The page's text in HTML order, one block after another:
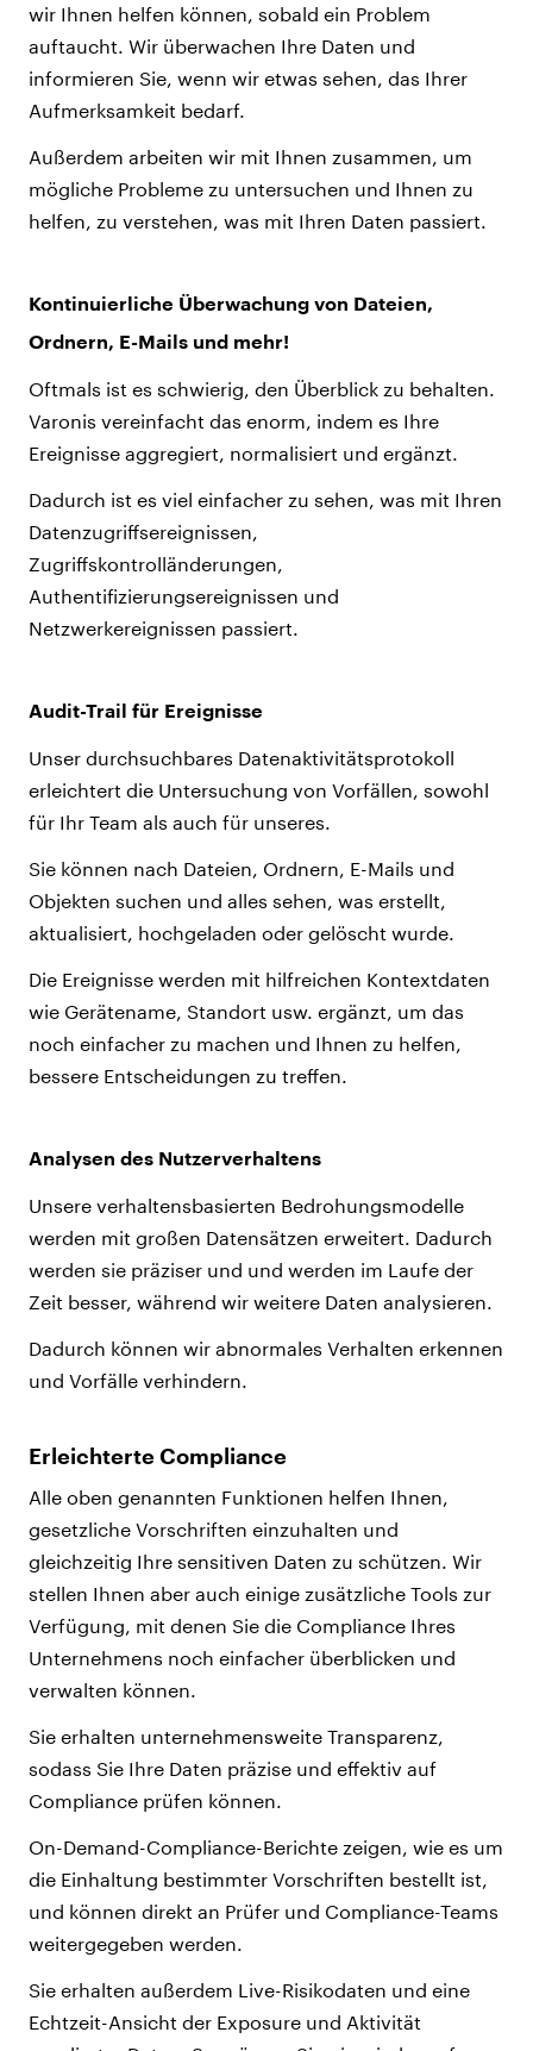
wir Ihnen helfen können, sobald ein Problem
auftaucht. Wir überwachen Ihre Daten und
informieren Sie, wenn wir etwas sehen, das Ihrer
Aufmerksamkeit bedarf.
Außerdem arbeiten wir mit Ihnen zusammen, um
mögliche Probleme zu untersuchen und Ihnen zu
helfen, zu verstehen, was mit Ihren Daten passiert.
Kontinuierliche Überwachung von Dateien,
Ordnern, E-Mails und mehr!
Oftmals ist es schwierig, den Überblick zu behalten.
Varonis vereinfacht das enorm, indem es Ihre
Ereignisse aggregiert, normalisiert und ergänzt.
Dadurch ist es viel einfacher zu sehen, was mit Ihren
Datenzugriffsereignissen,
Zugriffskontrolländerungen,
Authentifizierungsereignissen und
Netzwerkereignissen passiert.
Audit-Trail für Ereignisse
Unser durchsuchbares Datenaktivitätsprotokoll
erleichtert die Untersuchung von Vorfällen, sowohl
für Ihr Team als auch für unseres.
Sie können nach Dateien, Ordnern, E-Mails und
Objekten suchen und alles sehen, was erstellt,
aktualisiert, hochgeladen oder gelöscht wurde.
Die Ereignisse werden mit hilfreichen Kontextdaten
wie Gerätename, Standort usw. ergänzt, um das
noch einfacher zu machen und Ihnen zu helfen,
bessere Entscheidungen zu treffen.
Analysen des Nutzerverhaltens
Unsere verhaltensbasierten Bedrohungsmodelle
werden mit großen Datensätzen erweitert. Dadurch
werden sie präziser und und werden im Laufe der
Zeit besser, während wir weitere Daten analysieren.
Dadurch können wir abnormales Verhalten erkennen
und Vorfälle verhindern.
Erleichterte Compliance
Alle oben genannten Funktionen helfen Ihnen,
gesetzliche Vorschriften einzuhalten und
gleichzeitig Ihre sensitiven Daten zu schützen. Wir
stellen Ihnen aber auch einige zusätzliche Tools zur
Verfügung, mit denen Sie die Compliance Ihres
Unternehmens noch einfacher überblicken und
verwalten können.
Sie erhalten unternehmensweite Transparenz,
sodass Sie Ihre Daten präzise und effektiv auf
Compliance prüfen können.
On-Demand-Compliance-Berichte zeigen, wie es um
die Einhaltung bestimmter Vorschriften bestellt ist,
und können direkt an Prüfer und Compliance-Teams
weitergegeben werden.
Sie erhalten außerdem Live-Risikodaten und eine
Echtzeit-Ansicht der Exposure und Aktivität